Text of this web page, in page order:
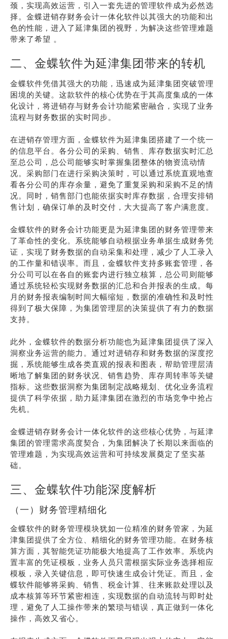
颈，实现高效运营，引入一套先进的管理软件成为必然选
择。金蝶进销存财务会计一体化软件以其强大的功能和出
色的性能，进入了延津集团的视野，为解决这些管理难题
带来了希望 。
二、金蝶软件为延津集团带来的转机
金蝶软件凭借其强大的功能，迅速成为延津集团突破管理
困境的关键。这款软件的核心优势在于其高度集成的一体
化设计，将进销存与财务会计功能紧密融合，实现了业务
流程与财务数据的实时同步。
在进销存管理方面，金蝶软件为延津集团搭建了一个统一
的信息平台。各分公司的采购、销售、库存数据实时汇总
至总公司，总公司能够实时掌握集团整体的物资流动情
况。采购部门在进行采购决策时，可以通过系统直观地查
看各分公司的库存余量，避免了重复采购和采购不足的情
况。同时，销售部门也能依据实时库存数据，合理安排销
售计划，确保订单的及时交付，大大提高了客户满意度。
金蝶软件的财务会计功能更是为延津集团的财务管理带来
了革命性的变化。系统能够自动根据业务单据生成财务凭
证，实现了财务数据的自动采集和处理，减少了人工录入
的工作量和错误率。而且，金蝶软件支持多账套管理，各
分公司可以在各自的账套内进行独立核算，总公司则能够
通过系统轻松实现财务数据的汇总和合并报表的生成。每
月的财务报表编制时间大幅缩短，数据的准确性和及时性
得到了极大保障，为集团管理层的决策提供了有力的数据
支持。
此外，金蝶软件的数据分析功能也为延津集团提供了深入
洞察业务运营的能力。通过对进销存和财务数据的深度挖
掘，系统能够生成各类直观的报表和图表，帮助管理层清
晰地了解集团的财务状况、销售趋势、库存周转率等关键
指标。这些数据洞察为集团制定战略规划、优化业务流程
提供了科学依据，助力延津集团在激烈的市场竞争中抢占
先机。
金蝶进销存财务会计一体化软件的这些核心优势，与延津
集团的管理需求高度契合，为集团解决了长期以来面临的
管理难题，为实现高效运营和可持续发展奠定了坚实基
础。
三、金蝶软件功能深度解析
（一）财务管理精细化
金蝶软件的财务管理模块犹如一位精准的财务管家，为延
津集团提供了全方位、精细化的财务管理功能。在财务核
算方面，其智能凭证功能极大地提高了工作效率。系统内
置丰富的凭证模板，业务人员只需根据实际业务选择相应
模板，录入关键信息，即可快速生成会计凭证。而且，金
蝶软件能够将采购、销售、税金计算、往来账款处理以及
成本核算等环节紧密相连，实现数据的自动流转与即时处
理，避免了人工操作带来的繁琐与错误，真正做到一体化
操作，高效又省心。